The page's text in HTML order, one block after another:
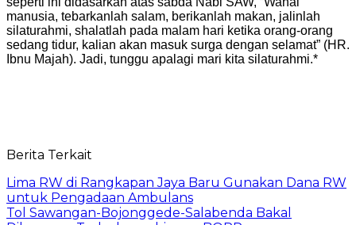
manusia, tebarkanlah salam, berikanlah makan, jalinlah
silaturahmi, shalatlah pada malam hari ketika orang-orang
sedang tidur, kalian akan masuk surga dengan selamat” (HR.
Ibnu Majah). Jadi, tunggu apalagi mari kita silaturahmi.*
Berita Terkait
Lima RW di Rangkapan Jaya Baru Gunakan Dana RW
untuk Pengadaan Ambulans
Tol Sawangan-Bojonggede-Salabenda Bakal